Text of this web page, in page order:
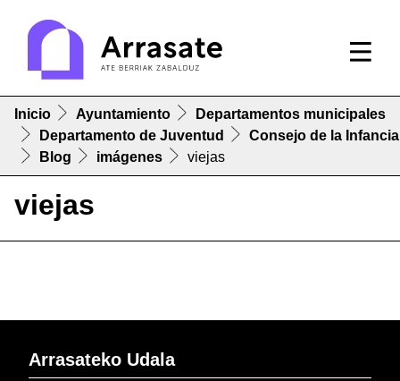
Inicio Ayuntamiento
Departamentos municipales
Departamento de Juventud
Consejo de la Infancia
Blog
imágenes viejas
viejas
Arrasateko Udala